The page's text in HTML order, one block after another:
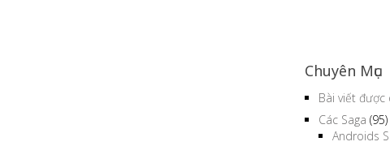
Chuyên Mục
Bài viết
Các Saga (95)
Androids